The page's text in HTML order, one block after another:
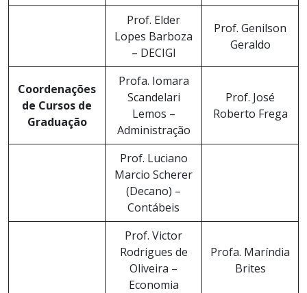
Prof. Elder
Lopes Barboza
– DECIGI
Prof. Genilson
Geraldo
Coordenações
de Cursos de
Graduação
Profa. Iomara
Scandelari
Lemos –
Administração
Prof. José
Roberto Frega
Prof. Luciano
Marcio Scherer
(Decano) –
Contábeis
Prof. Victor
Rodrigues de
Oliveira –
Economia
Profa. Maríndia
Brites